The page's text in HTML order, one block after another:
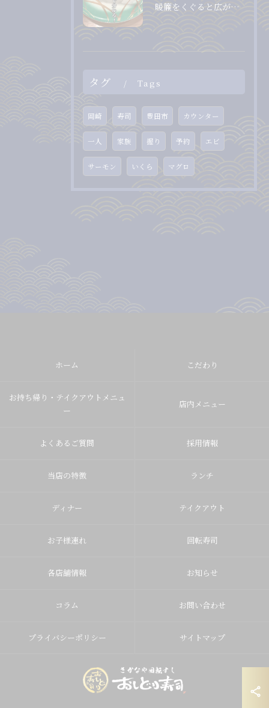
暖簾をくぐると広がる、落ち着いた和の空間。
タグ Tags
岡崎 寿司 豊田市 カウンター
一人 家族 握り 予約 エビ
サーモン いくら マグロ
ホーム こだわり
お持ち帰り・テイクアウトメニュ
ー
店内メニュー
よくあるご質問 採用情報
当店の特徴 ランチ
ディナー テイクアウト
お子様連れ 回転寿司
各店舗情報 お知らせ
コラム お問い合わせ
プライバシーポリシー サイトマップ